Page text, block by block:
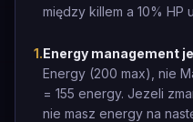
między killem a 10% HP
1.Energy management
Energy (200 max), nie
= 155 energy. Jezeli
nie masz energy na